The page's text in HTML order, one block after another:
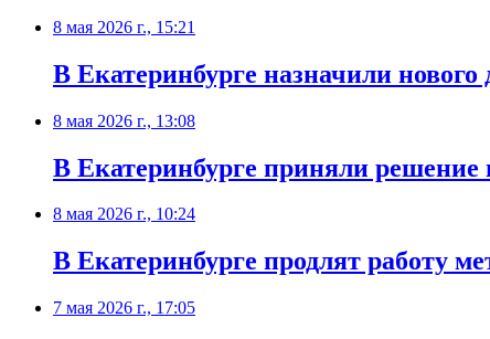
8 мая 2026 г., 15:21
В Екатеринбурге назначили
8 мая 2026 г., 13:08
В Екатеринбурге приняли
8 мая 2026 г., 10:24
В Екатеринбурге продлят работу
7 мая 2026 г., 17:05